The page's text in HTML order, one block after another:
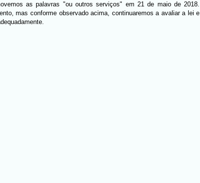
as palavras "ou outros serviços" em 21 de maio de 2018.
mas conforme observado acima, continuaremos a avaliar a lei e